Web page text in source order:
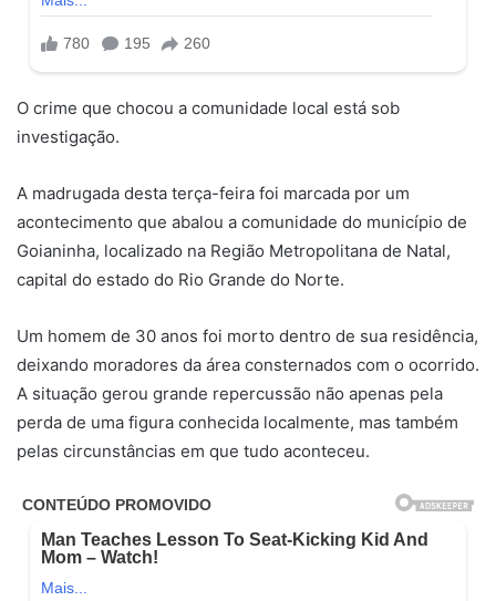
O crime que chocou a comunidade local está sob
investigação.
A madrugada desta terça-feira foi marcada por um
acontecimento que abalou a comunidade do município de
Goianinha, localizado na Região Metropolitana de Natal,
capital do estado do Rio Grande do Norte.
Um homem de 30 anos foi morto dentro de sua residência,
deixando moradores da área consternados com o ocorrido.
A situação gerou grande repercussão não apenas pela
perda de uma figura conhecida localmente, mas também
pelas circunstâncias em que tudo aconteceu.